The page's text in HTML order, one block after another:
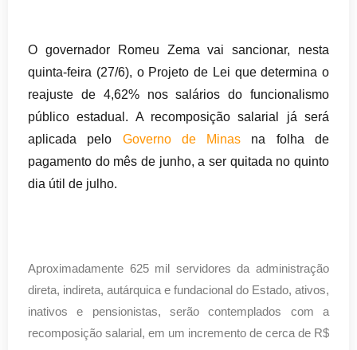
O governador Romeu Zema vai sancionar, nesta
quinta-feira (27/6), o Projeto de Lei que determina o
reajuste de 4,62% nos salários do funcionalismo
público estadual. A recomposição salarial já será
aplicada pelo Governo de Minas na folha de
pagamento do mês de junho, a ser quitada no quinto
dia útil de julho.
Aproximadamente 625 mil servidores da administração
direta, indireta, autárquica e fundacional do Estado, ativos,
inativos e pensionistas, serão contemplados com a
recomposição salarial, em um incremento de cerca de R$